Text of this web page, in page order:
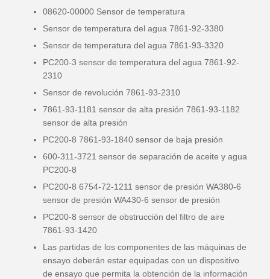
08620-00000 Sensor de temperatura
Sensor de temperatura del agua 7861-92-3380
Sensor de temperatura del agua 7861-93-3320
PC200-3 sensor de temperatura del agua 7861-92-
2310
Sensor de revolución 7861-93-2310
7861-93-1181 sensor de alta presión 7861-93-1182
sensor de alta presión
PC200-8 7861-93-1840 sensor de baja presión
600-311-3721 sensor de separación de aceite y agua
PC200-8
PC200-8 6754-72-1211 sensor de presión WA380-6
sensor de presión WA430-6 sensor de presión
PC200-8 sensor de obstrucción del filtro de aire
7861-93-1420
Las partidas de los componentes de las máquinas de
ensayo deberán estar equipadas con un dispositivo
de ensayo que permita la obtención de la información